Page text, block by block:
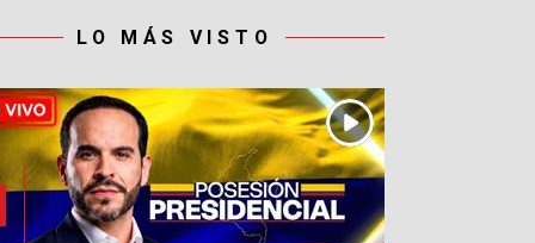
LO MÁS VISTO